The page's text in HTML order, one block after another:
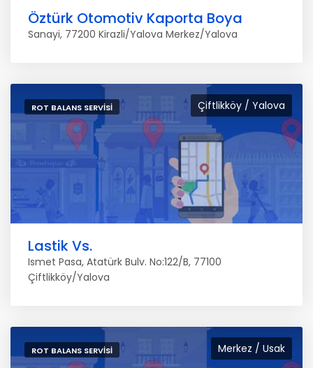
Öztürk Otomotiv Kaporta Boya
Sanayi, 77200 Kirazli/Yalova Merkez/Yalova
Çiftlikköy / Yalova
ROT BALANS SERVISI
Lastik Vs.
Ismet Pasa, Atatürk Bulv. No:122/B, 77100
Çiftlikköy/Yalova
Merkez / Usak
ROT BALANS SERVISI